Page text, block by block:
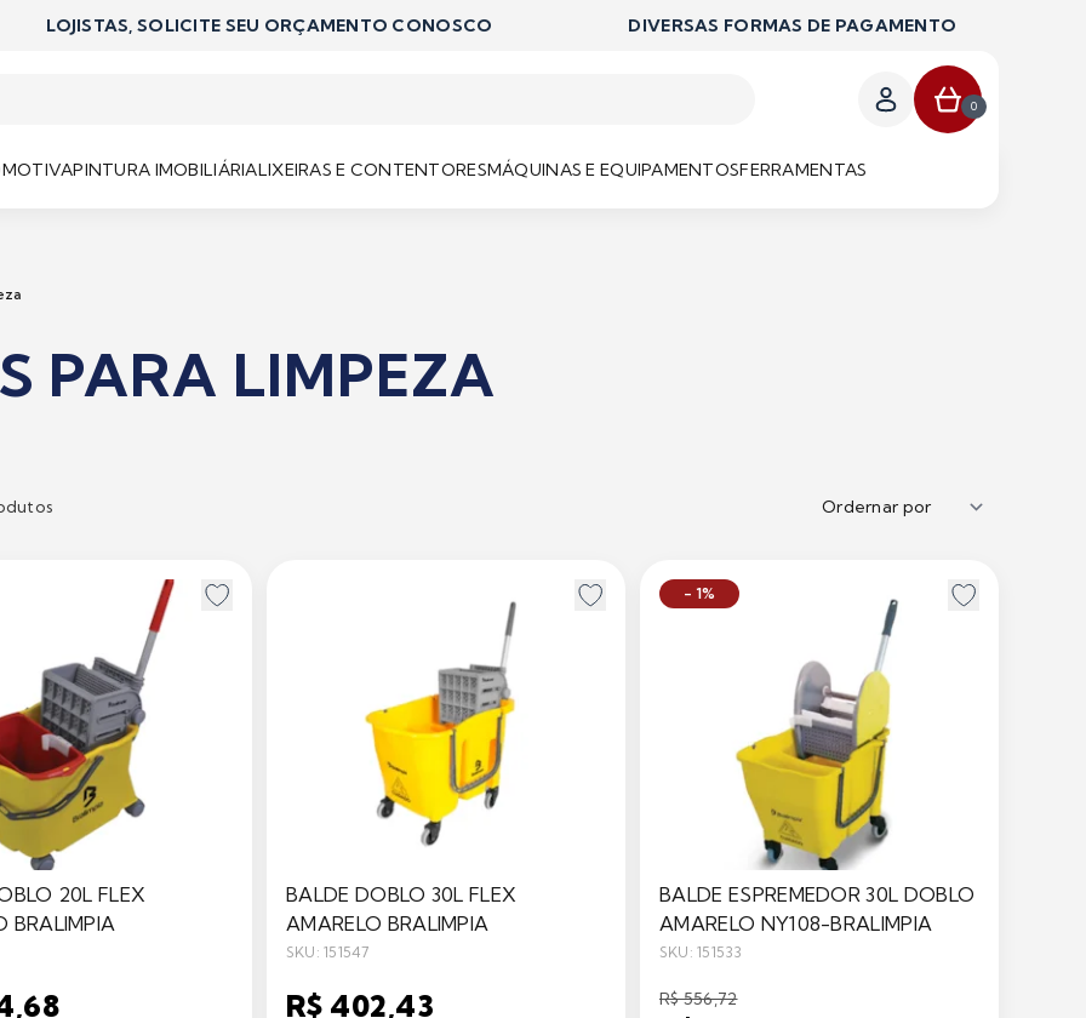
LOJISTAS, SOLICITE SEU ORÇAMENTO CONOSCO DIVERSAS FORMAS DE PAGAMENTO
0
PINTURA IMOBILIÁRIALIXEIRAS E CONTENTORESMÁQUINAS E EQUIPAMENTOSFERRAMENTAS
PARA LIMPEZA
20L FLEX
BRALIMPIA
BALDE DOBLO 30L FLEX
AMARELO BRALIMPIA
SKU: 151547
R$ 402,43
- 1%
BALDE ESPREMEDOR 30L DOBLO
AMARELO NY108-BRALIMPIA
SKU: 151533
R$ 556,72